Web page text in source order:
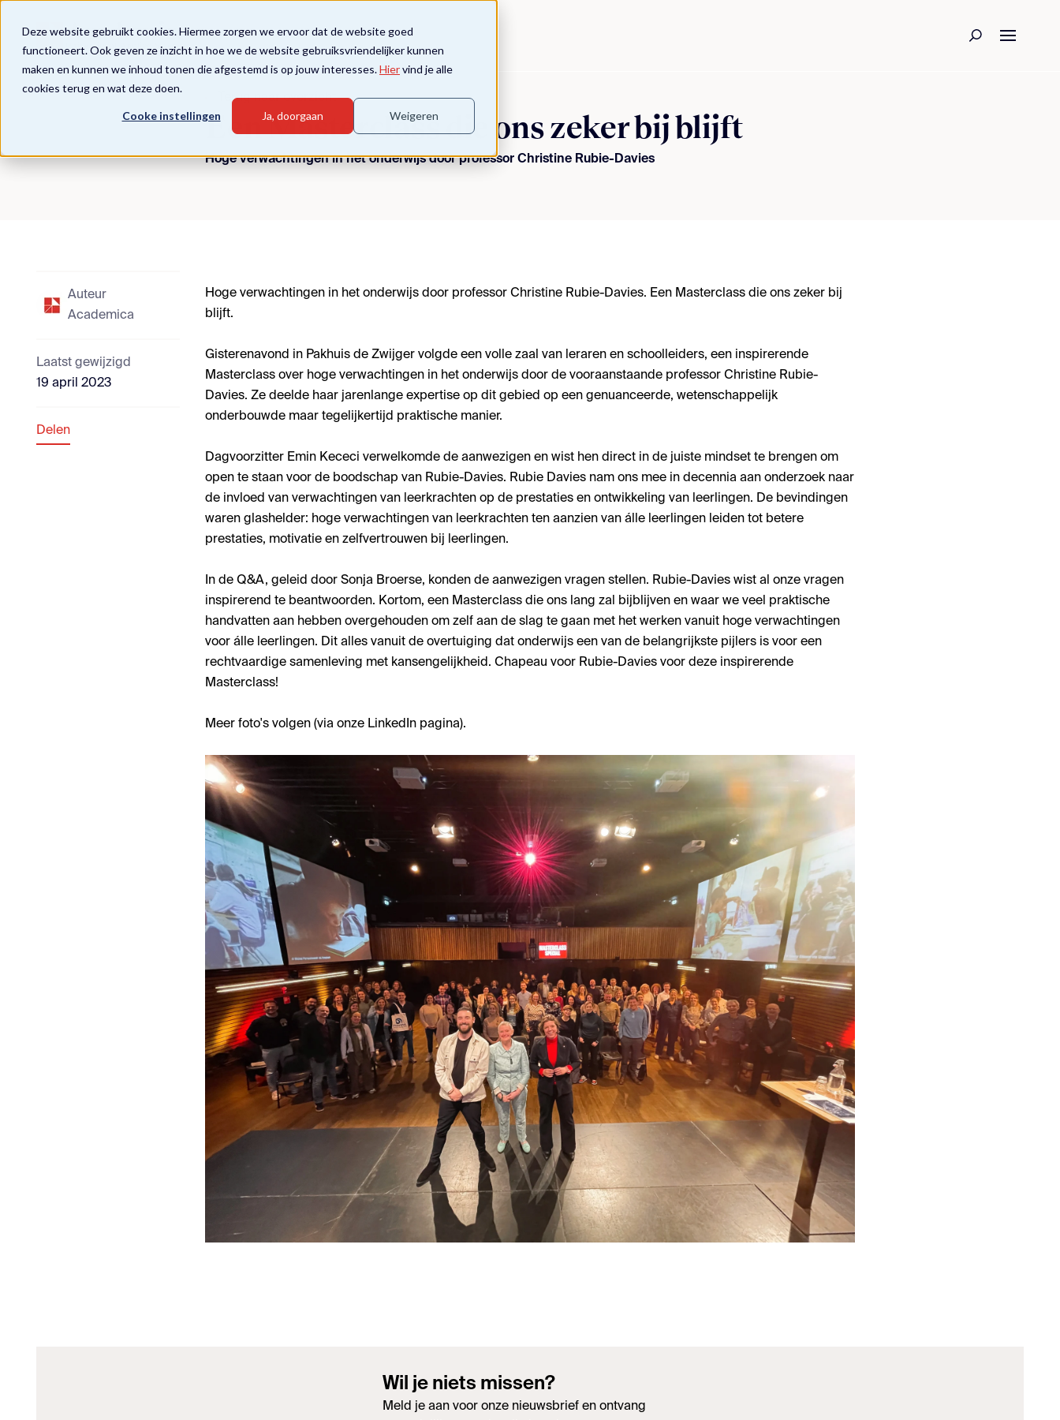
Deze website gebruikt cookies. Hiermee zorgen we ervoor dat de website goed
functioneert. Ook geven ze inzicht in hoe we de website gebruiksvriendelijker kunnen
maken en kunnen we inhoud tonen die afgestemd is op jouw interesses.Hiervind je alle
cookies terug en wat deze doen.
Cooke instellingen Ja, doorgaan Weigeren
Terug naar overzicht
Een Masterclass die ons zeker bij blijft
Hoge verwachtingen in het onderwijs door professor Christine Rubie-Davies
Auteur
Academica
Laatst gewijzigd
19 april 2023
Delen
Hoge verwachtingen in het onderwijs door professor Christine Rubie-Davies. Een Masterclass die ons zeker bij
blijft.
Gisterenavond in Pakhuis de Zwijger volgde een volle zaal van leraren en schoolleiders, een inspirerende
Masterclass over hoge verwachtingen in het onderwijs door de vooraanstaande professor Christine Rubie-
Davies. Ze deelde haar jarenlange expertise op dit gebied op een genuanceerde, wetenschappelijk
onderbouwde maar tegelijkertijd praktische manier.
Dagvoorzitter Emin Kececi verwelkomde de aanwezigen en wist hen direct in de juiste mindset te brengen om
open te staan voor de boodschap van Rubie-Davies. Rubie Davies nam ons mee in decennia aan onderzoek naar
de invloed van verwachtingen van leerkrachten op de prestaties en ontwikkeling van leerlingen. De bevindingen
waren glashelder: hoge verwachtingen van leerkrachten ten aanzien van álle leerlingen leiden tot betere
prestaties, motivatie en zelfvertrouwen bij leerlingen.
In de Q&A, geleid door Sonja Broerse, konden de aanwezigen vragen stellen. Rubie-Davies wist al onze vragen
inspirerend te beantwoorden. Kortom, een Masterclass die ons lang zal bijblijven en waar we veel praktische
handvatten aan hebben overgehouden om zelf aan de slag te gaan met het werken vanuit hoge verwachtingen
voor álle leerlingen. Dit alles vanuit de overtuiging dat onderwijs een van de belangrijkste pijlers is voor een
rechtvaardige samenleving met kansengelijkheid. Chapeau voor Rubie-Davies voor deze inspirerende
Masterclass!
Meer foto's volgen (via onze LinkedIn pagina).
Wil je niets missen?
Meld je aan voor onze nieuwsbrief en ontvang